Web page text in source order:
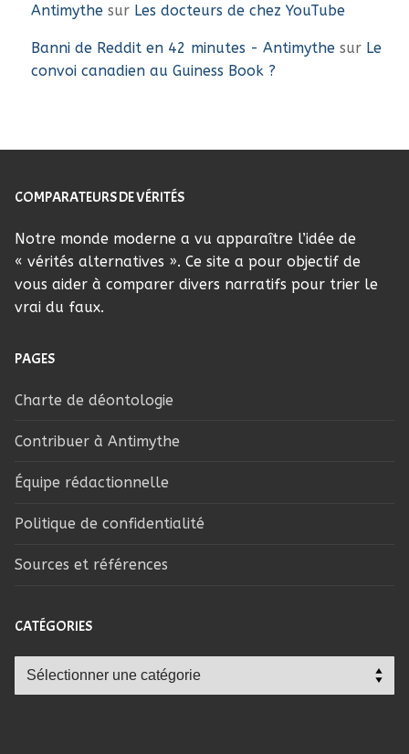
Antimythe sur Les docteurs de chez YouTube
Banni de Reddit en 42 minutes - Antimythe sur Le
convoi canadien au Guiness Book ?
COMPARATEURS DE VÉRITÉS
Notre monde moderne a vu apparaître l’idée de
« vérités alternatives ». Ce site a pour objectif de
vous aider à comparer divers narratifs pour trier le
vrai du faux.
PAGES
Charte de déontologie
Contribuer à Antimythe
Équipe rédactionnelle
Politique de confidentialité
Sources et références
CATÉGORIES
Catégories